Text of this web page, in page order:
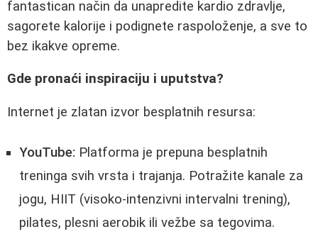
fantastican način da unapredite kardio zdravlje,
sagorete kalorije i podignete raspoloženje, a sve to
bez ikakve opreme.
Gde pronaći inspiraciju i uputstva?
Internet je zlatan izvor besplatnih resursa:
YouTube: Platforma je prepuna besplatnih
treninga svih vrsta i trajanja. Potražite kanale za
jogu, HIIT (visoko-intenzivni intervalni trening),
pilates, plesni aerobik ili vežbe sa tegovima.